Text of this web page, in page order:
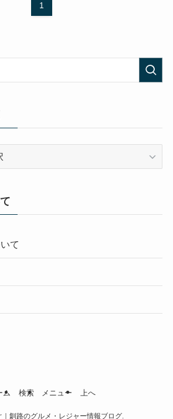
1
て
ム 検索 メニュー 上へ
釧路のグルメ・レジャー情報ブログ.